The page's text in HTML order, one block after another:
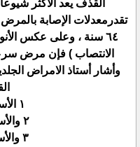
القذف يعد الأكثر
٦٤ سنة ، وعلى عكس
الانتصاب ) فإن مرض
وأشار أستاذ الامراض
١ الأسباب الوراثية.
٢ والأسباب العضوية.
٣ والأسباب النفسية.